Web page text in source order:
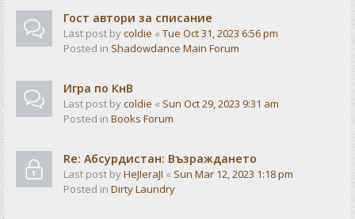
Гост автори за списание
Last post bycoldie « Tue Oct 31, 2023 6:56 pm
Posted in Shadowdance Main Forum
Игра по КнВ
Last post bycoldie « Sun Oct 29, 2023 9:31 am
Posted in Books Forum
Re: Абсурдистан: Възраждането
Last post byHeJIeraJI « Sun Mar 12, 2023 1:18 pm
Posted in Dirty Laundry